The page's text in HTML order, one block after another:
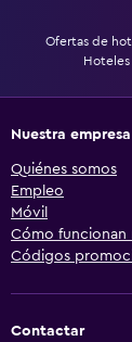
Ofertas de
Hoteles
Nuestra empresa
Quiénes somos
Empleo
Móvil
Cómo funcionan
Códigos
Contactar